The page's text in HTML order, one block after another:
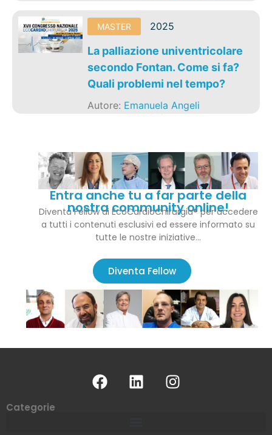
MASTER 2025
La palliazione univentricolare
secondo Fontan. Come si fa?
Quali problemi nel tempo?
Autore: Emanuela Angeli
Entra anche tu a far parte della
nostra community online!
Diventa Fellow di EcoCardioChirurgia® per accedere
a tutti i contenuti esclusivi ed essere informato su
tutte le nostre iniziative…
Diventa Fellow
Categorie